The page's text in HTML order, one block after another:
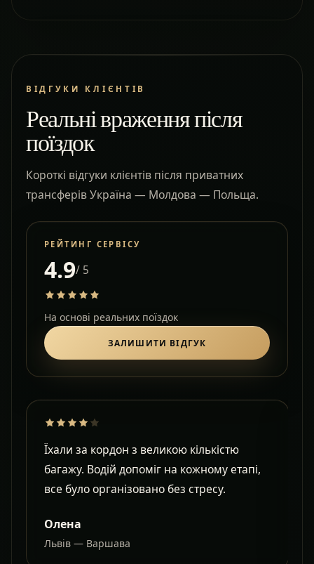
ВІДГУКИ КЛІЄНТІВ
Реальні враження після
поїздок
Короткі відгуки клієнтів після приватних
трансферів Україна — Молдова — Польща.
РЕЙТИНГ СЕРВІСУ
4.9/ 5
На основі реальних поїздок
ЗАЛИШИТИ ВІДГУК
Їхали за кордон з великою кількістю
багажу. Водій допоміг на кожному етапі,
все було організовано без стресу.
Олена
Львів — Варшава